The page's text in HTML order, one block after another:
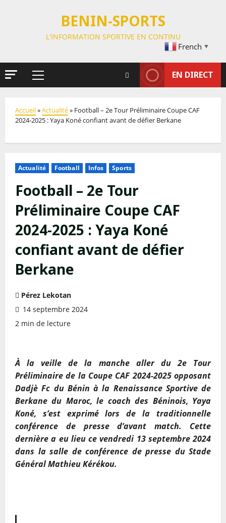
BENIN-SPORTS
L'INFORMATION SPORTIVE EN CONTINU
French ▼
EN DIRECT
Accueil»Actualité» Football – 2e Tour Préliminaire Coupe CAF
2024-2025 : Yaya Koné confiant avant de défier Berkane
Actualité Football Infos Sports
Football – 2e Tour
Préliminaire Coupe CAF
2024-2025 : Yaya Koné
confiant avant de défier
Berkane
Pérez Lekotan
14 septembre 2024
2 min de lecture
À la veille de la manche aller du 2e Tour
Préliminaire de la Coupe CAF 2024-2025 opposant
Dadjè Fc du Bénin à la Renaissance Sportive de
Berkane du Maroc, le coach des Béninois, Yaya
Koné, s’est exprimé lors de la traditionnelle
conférence de presse d’avant match. Cette
dernière a eu lieu ce vendredi 13 septembre 2024
dans la salle de conférence de presse du Stade
Général Mathieu Kérékou.